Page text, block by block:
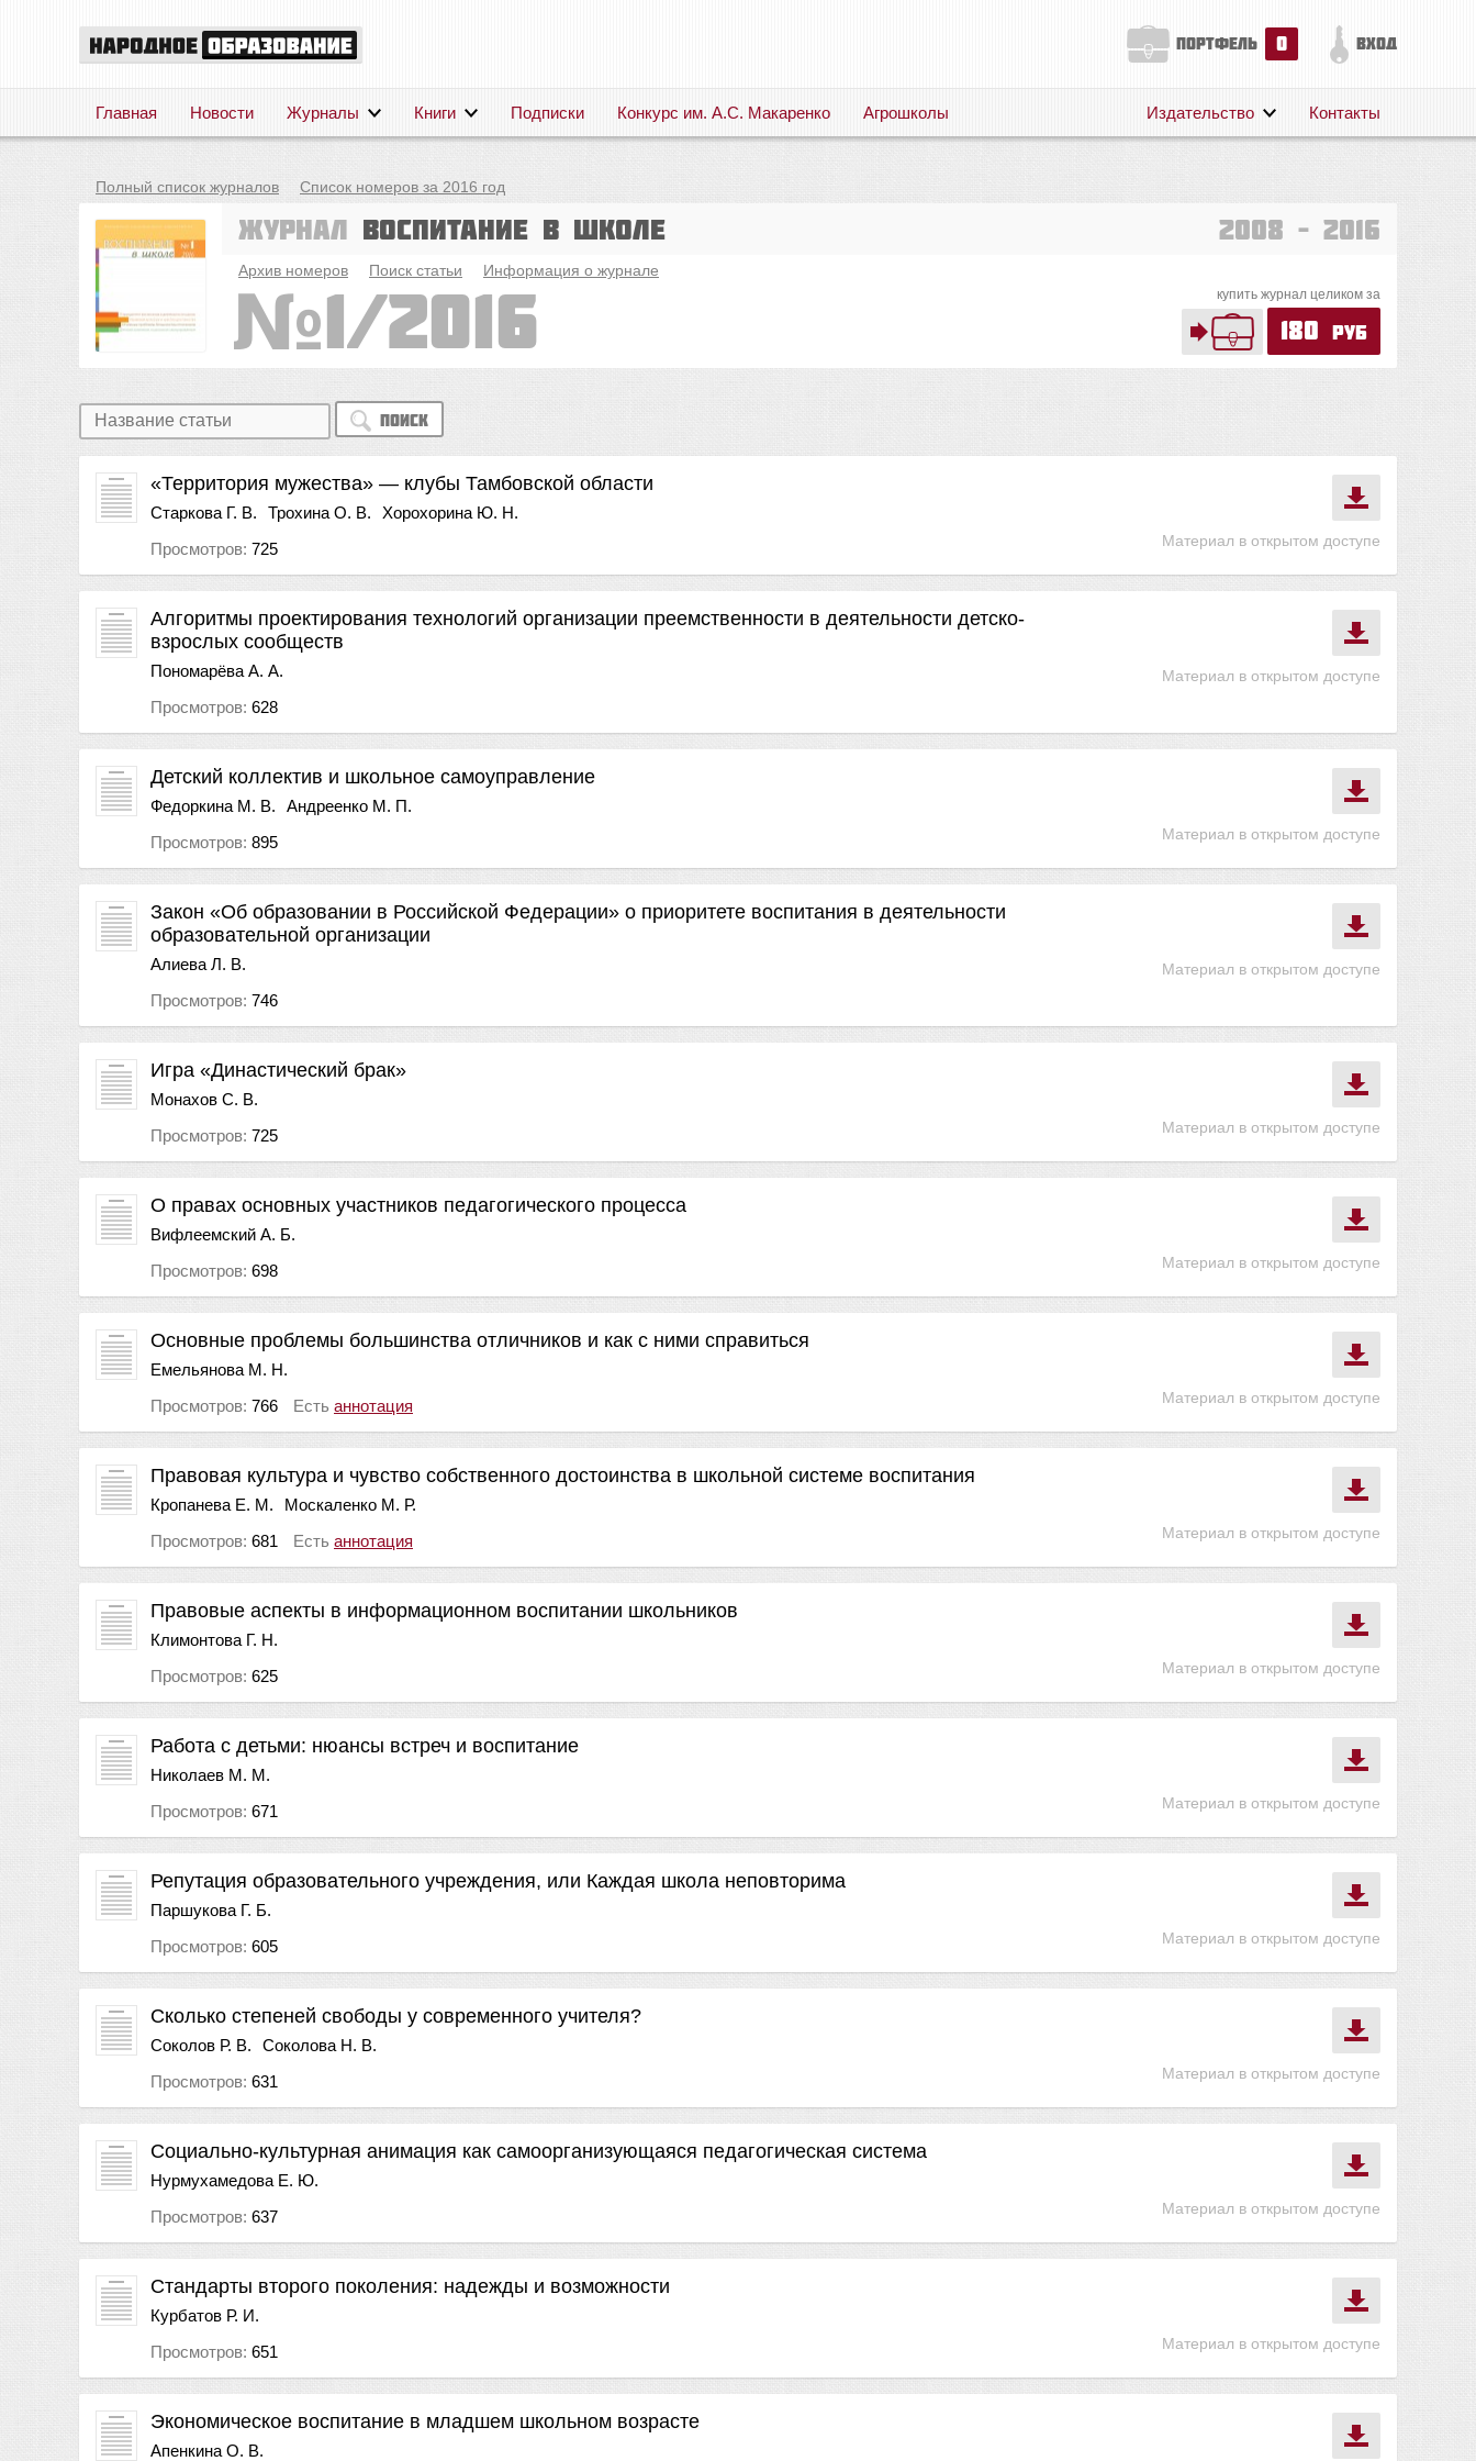
портфель 0 вход
Главная Новости Журналы Книги Подписки Конкурс им. А.С. Макаренко Агрошколы
Поддержка
Издательство Контакты
Полный список журналов Список номеров за 2016 год
Журнал Воспитание в школе 2008 – 2016
Архив номеров Поиск статьи Информация о журнале
купить журнал целиком за
180 руб
1/2016
Поиск
Материал в открытом доступе
«Территория мужества» — клубы Тамбовской области
Старкова Г. В. Трохина О. В.
Хорохорина Ю. Н.
Просмотров: 725
Материал в открытом доступе
Алгоритмы проектирования технологий организации преемственности в деятельности детско-
взрослых сообществ
Пономарёва А. А.
Просмотров: 628
Материал в открытом доступе
Детский коллектив и школьное самоуправление
Федоркина М. В.
Андреенко М. П.
Просмотров: 895
Материал в открытом доступе
Закон «Об образовании в Российской Федерации» о приоритете воспитания в деятельности
образовательной организации
Алиева Л. В.
Просмотров: 746
Материал в открытом доступе
Игра «Династический брак»
Монахов С. В.
Просмотров: 725
Материал в открытом доступе
О правах основных участников педагогического процесса
Вифлеемский А. Б.
Просмотров: 698
Материал в открытом доступе
Основные проблемы большинства отличников и как с ними справиться
Емельянова М. Н.
Просмотров: 766 Есть аннотация
Материал в открытом доступе
Правовая культура и чувство собственного достоинства в школьной системе воспитания
Кропанева Е. М.
Москаленко М. Р.
Просмотров: 681 Есть аннотация
Материал в открытом доступе
Правовые аспекты в информационном воспитании школьников
Климонтова Г. Н.
Просмотров: 625
Материал в открытом доступе
Работа с детьми: нюансы встреч и воспитание
Николаев М. М.
Просмотров: 671
Материал в открытом доступе
Репутация образовательного учреждения, или Каждая школа неповторима
Паршукова Г. Б.
Просмотров: 605
Материал в открытом доступе
Сколько степеней свободы у современного учителя?
Соколов Р. В.
Соколова Н. В.
Просмотров: 631
Материал в открытом доступе
Социально-культурная анимация как самоорганизующаяся педагогическая система
Нурмухамедова Е. Ю.
Просмотров: 637
Материал в открытом доступе
Стандарты второго поколения: надежды и возможности
Курбатов Р. И.
Просмотров: 651
Экономическое воспитание в младшем школьном возрасте
Апенкина О. В.